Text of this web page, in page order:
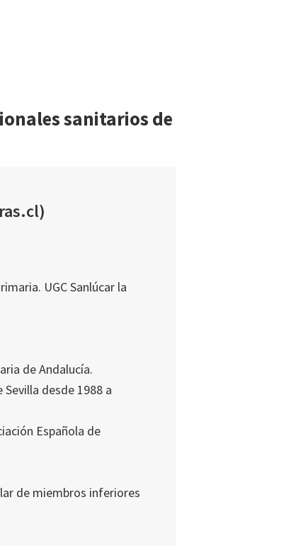
sanitarios de
UGC Sanlúcar la
de Andalucía.
desde 1988 a
Española de
de miembros inferiores